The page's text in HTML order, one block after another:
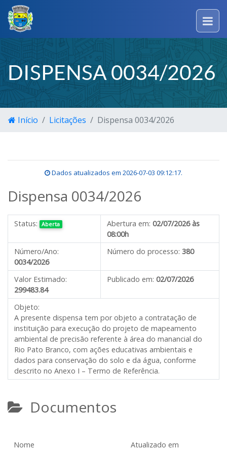
DISPENSA 0034/2026
Início Licitações Dispensa 0034/2026
Dados atualizados em 2026-07-03 09:12:17.
Dispensa 0034/2026
Status: Aberta Abertura em: 02/07/2026 às
08:00h
Número/Ano:
0034/2026
Número do processo: 380
Valor Estimado:
299483.84
Publicado em: 02/07/2026
Objeto:
A presente dispensa tem por objeto a contratação de
instituição para execução do projeto de mapeamento
ambiental de precisão referente à área do manancial do
Rio Pato Branco, com ações educativas ambientais e
dados para conservação do solo e da água, conforme
descrito no Anexo I – Termo de Referência.
Documentos
Nome
Atualizado em